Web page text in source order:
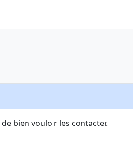
bien vouloir les contacter.